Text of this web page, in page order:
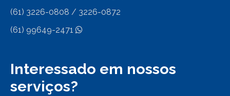
(61) 3226-0808 / 3226-0872
(61) 99649-2471
Interessado em nossos
serviços?